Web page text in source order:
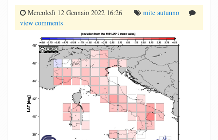
Mercoledì 12 Gennaio 2022 16:26 mite autunno
view comments